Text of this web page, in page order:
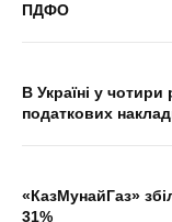
ПДФО
В Україні у
податкових
«КазМунайГаз»
31%